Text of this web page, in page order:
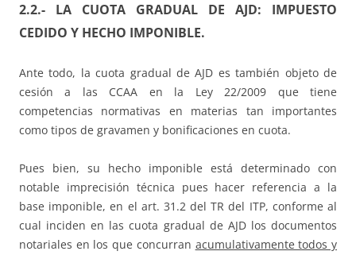
2.2.- LA CUOTA GRADUAL DE AJD: IMPUESTO
CEDIDO Y HECHO IMPONIBLE.
Ante todo, la cuota gradual de AJD es también objeto de
cesión a las CCAA en la Ley 22/2009 que tiene
competencias normativas en materias tan importantes
como tipos de gravamen y bonificaciones en cuota.
Pues bien, su hecho imponible está determinado con
notable imprecisión técnica pues hacer referencia a la
base imponible, en el art. 31.2 del TR del ITP, conforme al
cual inciden en las cuota gradual de AJD los documentos
notariales en los que concurran acumulativamente todos y